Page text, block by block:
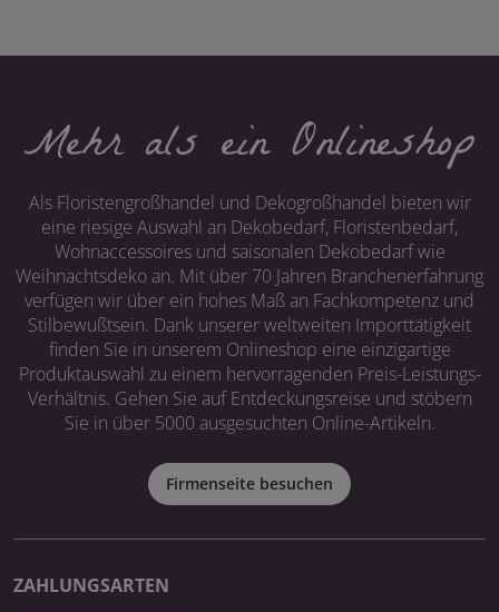
Mehr als ein Onlineshop
Als Floristengroßhandel und Dekogroßhandel bieten wir
eine riesige Auswahl an Dekobedarf, Floristenbedarf,
Wohnaccessoires und saisonalen Dekobedarf wie
Weihnachtsdeko an. Mit über 70 Jahren Branchenerfahrung
verfügen wir über ein hohes Maß an Fachkompetenz und
Stilbewußtsein. Dank unserer weltweiten Importtätigkeit
finden Sie in unserem Onlineshop eine einzigartige
Produktauswahl zu einem hervorragenden Preis-Leistungs-
Verhältnis. Gehen Sie auf Entdeckungsreise und stöbern
Sie in über 5000 ausgesuchten Online-Artikeln.
Firmenseite besuchen
ZAHLUNGSARTEN